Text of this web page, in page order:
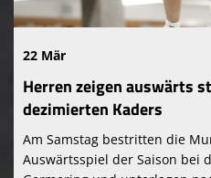
22 Mär
Herren zeigen auswärts
dezimierten Kaders
Am Samstag bestritten die
Auswärtsspiel der Saison bei